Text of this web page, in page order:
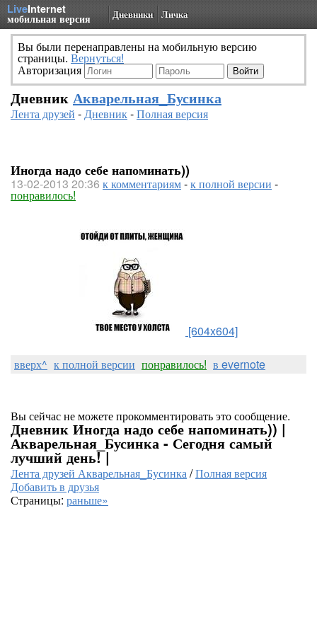
LiveInternet
мобильная версия Дневники Личка
Вы были перенаправлены на мобильную версию
страницы. Вернуться!
Авторизация
Дневник Акварельная_Бусинка
Лента друзей -Дневник-Полная версия
Иногда надо себе напоминать))
13-02-2013 20:36 к комментариям-к полной версии -
понравилось!
[604x604]
вверх^ к полной версии понравилось! в evernote
Вы сейчас не можете прокомментировать это сообщение.
Дневник Иногда надо себе напоминать)) |
Акварельная_Бусинка - Сегодня самый
лучший день! |
Лента друзей Акварельная_Бусинка/Полная версия
Добавить в друзья
Страницы: раньше»